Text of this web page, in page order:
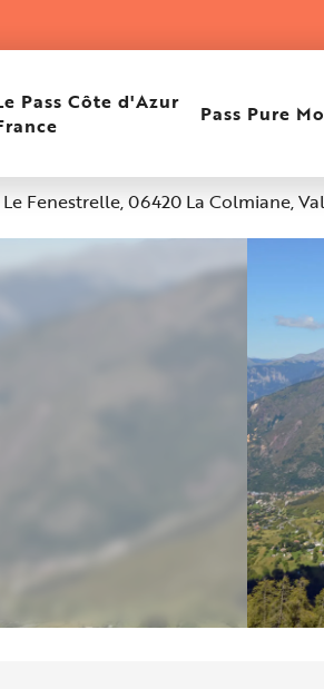
Pass Côte d'Azur
Pass Pure
du Mercantour
Fenestrelle, 06420 La Colmiane,